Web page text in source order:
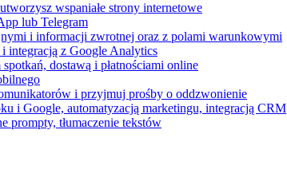
wspaniałe strony internetowe
lub Telegram
i informacji zwrotnej oraz z polami warunkowymi
integracją z Google Analytics
dostawą i płatnościami online
i przyjmuj prośby o oddzwonienie
i Google, automatyzacją marketingu, integracją CRM
prompty, tłumaczenie tekstów